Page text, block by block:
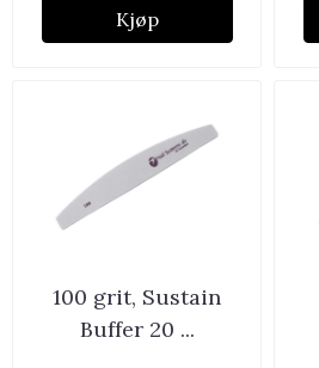
Kjøp
100 grit, Sustain
Buffer 20 ...